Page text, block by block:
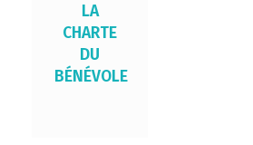
LA
CHARTE
DU
BÉNÉVOLE